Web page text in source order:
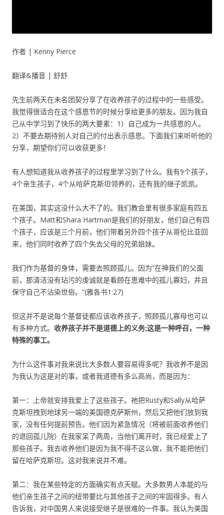
作者 | Kenny Pierce
翻译&播音 | 舒舒
先生前两天在未名团契分享了在收养孩子的过程中的一些感受。
我觉得很适合在这个感恩节的时候分享给更多的朋友。因为我自
己从中学习到了快乐的两大要素：1）自己成为一共感恩的人。
2）不要去期待别人对自己的付出表示感恩。下面我们来听听他的
分享，期望你们可以收获更多！
有人想知道我从收养孩子的过程里学习到了什么。我有9个孩子，
4个亲生孩子，4个从哈萨克斯坦领养的，还有我的继子凯凯。
在美国，其实这没什么大不了的。我们教会里有很多家庭有四五
个孩子。Matt和Shara Hartman是我们的好朋友，他们自己有四
个孩子，应该是三个月前，他们带着另外四个孩子从哥伦比亚回
来，他们同时收养了四个失去父母的兄弟姐妹。
我们作为基督的身体，需要去照顾孤儿。因为“在神我们的父面
前，那清洁没有玷污的虔诚就是看顾在患难中的孤儿寡妇，并且
保守自己不沾染世俗。”(雅各书1:27)
但这并不是说每个基督徒都应该收养孩子，照顾孤儿寡母也可以
有多种方式。 收养孩子并不是道德上的义务;这是一种呼召，一种
特殊的事工。
为什么这件事对我来说比大多数人要容易得多呢？我收养不是因
为我认为这是对的事，或者我道德有多么高尚，而是因为：
第一：上帝就安排我爱上了这些孩子。祂把Rusty和Sally从哈萨
克斯坦拽到地球另一端的美国德克萨斯州，然后又把他们放到我
家，没有任何提前预告。他们因为紧急情况（将被前面收养他们
的退回孤儿院）在我家呆了两周，当他们离开时，我已经爱上了
那些孩子。我去收养他们是因为我不得不这么做，我不能把他们
留在哈萨克斯坦。这对我来说并不难。
第二：我在某些特定的方面确实有点天赋。大多数男人本能的与
他们亲生孩子之间的纽带要比与其他孩子之间的牢固得多。有人
告诉我，对中国男人来说接受继子是很难的一件事。我认为美国